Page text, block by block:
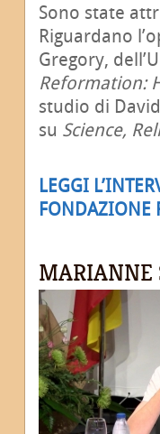
Sono state
Riguardano
Gregory,
Reformation:
studio di
su Science,
LEGGI
FONDAZIONE
MARIANNE